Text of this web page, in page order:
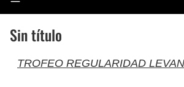
Sin título
TROFEO REGULARIDAD